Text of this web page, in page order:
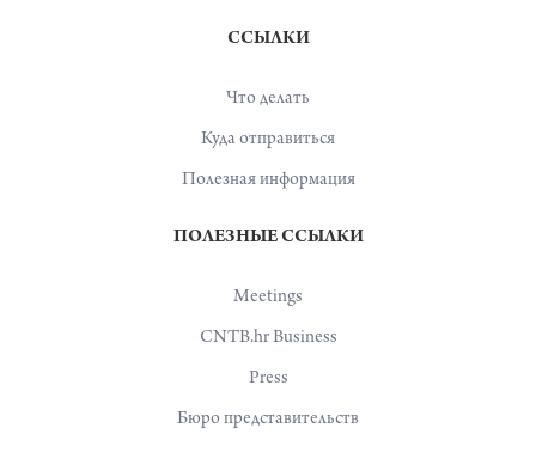
ССЫЛКИ
Что делать
Куда отправиться
Полезная информация
ПОЛЕЗНЫЕ ССЫЛКИ
Meetings
CNTB.hr Business
Press
Бюро представительств